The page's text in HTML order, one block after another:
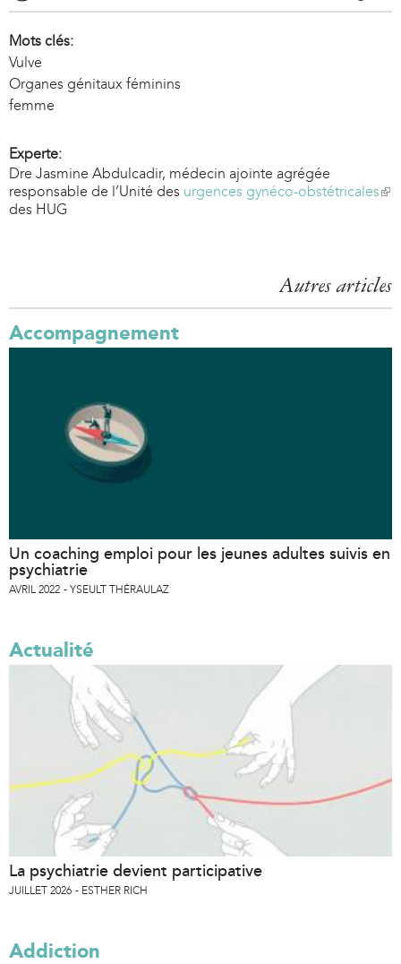
Mots clés:
Vulve
Organes génitaux féminins
femme
Experte:
Dre Jasmine Abdulcadir, médecin ajointe agrégée
responsable de l’Unité des urgences gynéco-obstétricales(
i
t
des HUG
Autres articles
Accompagnement
Un coaching emploi pour les jeunes adultes suivis en
psychiatrie
AVRIL 2022 YSEULT THÉRAULAZ
Actualité
La psychiatrie devient participative
JUILLET 2026 ESTHER RICH
Addiction